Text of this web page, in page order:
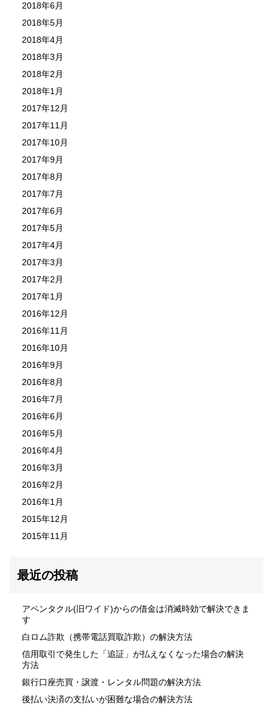
2018年6月
2018年5月
2018年4月
2018年3月
2018年2月
2018年1月
2017年12月
2017年11月
2017年10月
2017年9月
2017年8月
2017年7月
2017年6月
2017年5月
2017年4月
2017年3月
2017年2月
2017年1月
2016年12月
2016年11月
2016年10月
2016年9月
2016年8月
2016年7月
2016年6月
2016年5月
2016年4月
2016年3月
2016年2月
2016年1月
2015年12月
2015年11月
最近の投稿
アペンタクル(旧ワイド)からの借金は消滅時効で解決できま
す
白ロム詐欺（携帯電話買取詐欺）の解決方法
信用取引で発生した「追証」が払えなくなった場合の解決
方法
銀行口座売買・譲渡・レンタル問題の解決方法
後払い決済の支払いが困難な場合の解決方法